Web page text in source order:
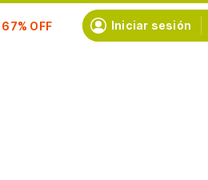
Suscríbete Iniciar sesión